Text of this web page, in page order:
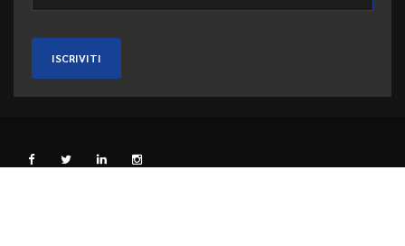
ISCRIVITI